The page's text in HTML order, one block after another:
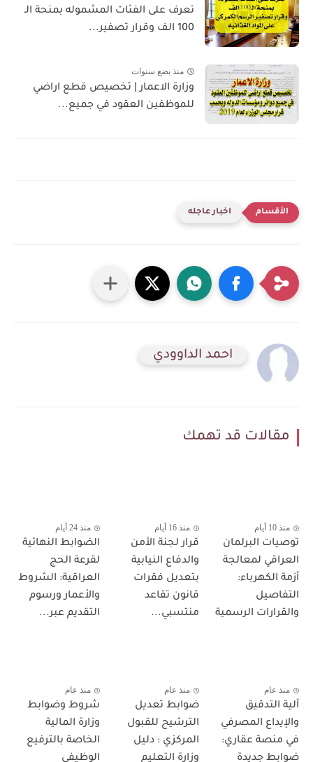
تعرف على الفئات المشموله بمنحة الـ
100 الف وقرار تصفير...
منذ بضع سنوات
وزارة الاعمار | تخصيص قطع اراضي
للموظفين العقود في جميع...
اخبار عاجله
احمد الداوودي
مقالات قد تهمك
منذ 10 أيام
توصيات البرلمان
العراقي لمعالجة
أزمة الكهرباء:
التفاصيل
والقرارات الرسمية
منذ 16 أيام
قرار لجنة الأمن
والدفاع النيابية
بتعديل فقرات
قانون تقاعد
منتسبي...
منذ 24 أيام
الضوابط النهائية
لقرعة الحج
العراقية: الشروط
والأعمار ورسوم
التقديم عبر...
منذ عام
آلية التدقيق
والإيداع المصرفي
في منصة عقاري:
ضوابط جديدة
منذ عام
ضوابط تعديل
الترشيح للقبول
المركزي : دليل
وزارة التعليم
منذ عام
شروط وضوابط
وزارة المالية
الخاصة بالترفيع
الوظيفي